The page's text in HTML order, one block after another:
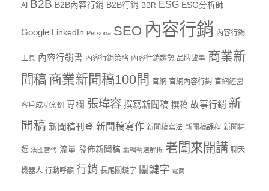
AI B2B B2B內容行銷 B2B行銷 BBR ESG ESG分析師
Google LinkedIn Persona SEO 內容行銷 內容行銷
工具 內容行銷書 內容行銷策略 內容行銷趨勢 品牌故事 商業新
聞稿 商業新聞稿100問 官網 官網內容行銷 官網經營
客戶成功案例 專欄 張瑋容 撰寫新聞稿 撰稿 故事行銷 新
聞稿 新聞稿刊登 新聞稿寫作 新聞稿寫法 新聞稿課程 新聞精
選 法國當代 流量 發佈新聞稿 編輯精選解析 老闆來開講 聊天
機器人 行動呼籲 行銷 長尾關鍵字 關鍵字 電商